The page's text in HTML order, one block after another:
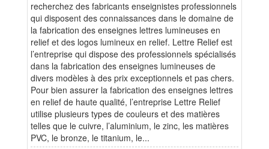
recherchez des fabricants enseignistes professionnels
qui disposent des connaissances dans le domaine de
la fabrication des enseignes lettres lumineuses en
relief et des logos lumineux en relief. Lettre Relief est
l’entreprise qui dispose des professionnels spécialisés
dans la fabrication des enseignes lumineuses de
divers modèles à des prix exceptionnels et pas chers.
Pour bien assurer la fabrication des enseignes lettres
en relief de haute qualité, l’entreprise Lettre Relief
utilise plusieurs types de couleurs et des matières
telles que le cuivre, l’aluminium, le zinc, les matières
PVC, le bronze, le titanium, le...